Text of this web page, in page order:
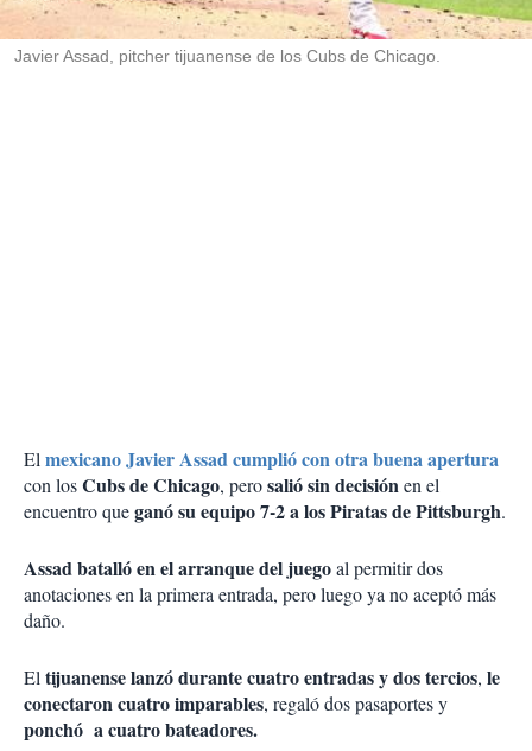
Javier Assad, pitcher tijuanense de los Cubs de Chicago.
Elmexicano Javier Assad cumplió con otra buena apertura
con losCubs de Chicago, perosalió sin decisiónen el
encuentro queganó su equipo 7-2 a los Piratas de Pittsburgh.
Assad batalló en el arranque del juegoal permitir dos
anotaciones en la primera entrada, pero luego ya no aceptó más
daño.
Eltijuanense lanzó durante cuatro entradas y dos tercios, le
conectaron cuatro imparables, regaló dos pasaportes y
ponchó a cuatro bateadores.